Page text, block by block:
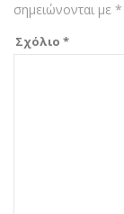
σημειώνονται με *
Σχόλιο *